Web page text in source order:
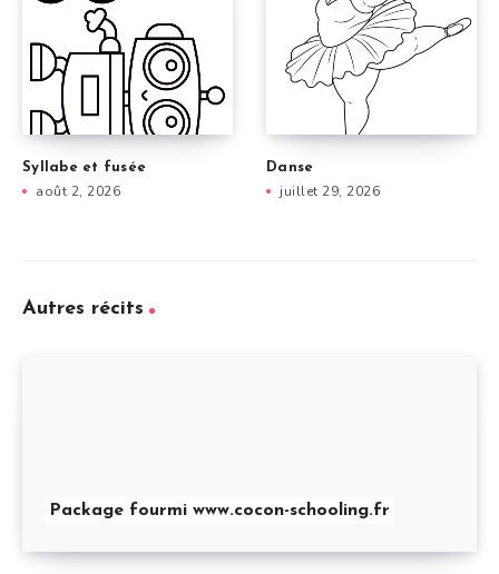
Syllabe et fusée
août 2, 2026
Danse
juillet 29, 2026
Autres récits
Package fourmi www.cocon-schooling.fr